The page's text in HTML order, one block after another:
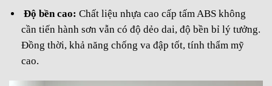
Độ bền cao: Chất liệu nhựa cao cấp tấm ABS không
cần tiến hành sơn vẫn có độ dẻo dai, độ bền bỉ lý tưởng.
Đồng thời, khả năng chống va đập tốt, tính thẩm mỹ
cao.